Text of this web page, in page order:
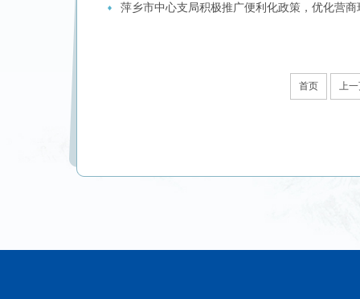
萍乡市中心支局积极推广便利化政策，优化营商
首页 上